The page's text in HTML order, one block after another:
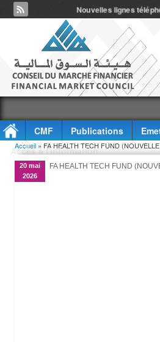
Nouvelles lignes
CMF Publications
Accès à l'information
Vous êtes ici
Accueil » FA HEALTH TECH FUND
20 mai
2026
FA HEALTH TECH FUND